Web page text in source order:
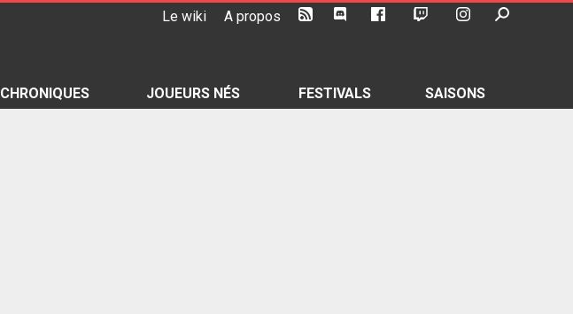
Le wiki A propos
CHRONIQUES JOUEURS NÉS FESTIVALS SAISONS